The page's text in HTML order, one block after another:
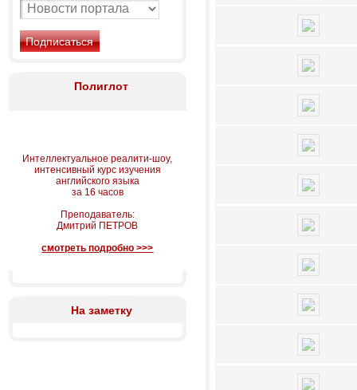
Полиглот
Интеллектуальное реалити-шоу,
интенсивный курс изучения
английского языка
за 16 часов
Преподаватель:
Дмитрий ПЕТРОВ
смотреть подробно >>>
На заметку